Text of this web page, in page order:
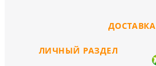
ДОСТАВКА
ЛИЧНЫЙ РАЗДЕЛ